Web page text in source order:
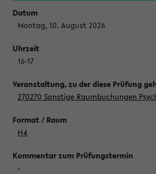
Montag, 10. August 2026
16-17
270270 Sonstige Raumbuchungen
H4
-